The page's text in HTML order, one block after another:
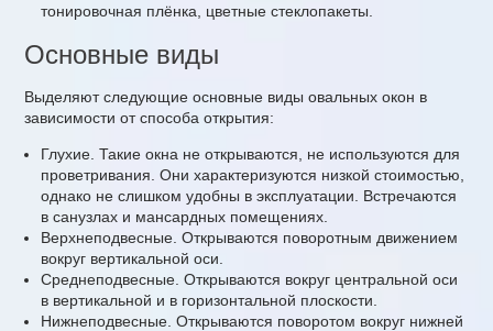
тонировочная плёнка, цветные стеклопакеты.
Основные виды
Выделяют следующие основные виды овальных окон в
зависимости от способа открытия:
Глухие. Такие окна не открываются, не используются для
проветривания. Они характеризуются низкой стоимостью,
однако не слишком удобны в эксплуатации. Встречаются
в санузлах и мансардных помещениях.
Верхнеподвесные. Открываются поворотным движением
вокруг вертикальной оси.
Среднеподвесные. Открываются вокруг центральной оси
в вертикальной и в горизонтальной плоскости.
Нижнеподвесные. Открываются поворотом вокруг нижней